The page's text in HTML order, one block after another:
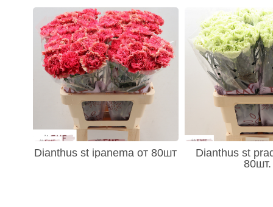
Dianthus st ipanema от 80шт
Dianthus st
80шт.